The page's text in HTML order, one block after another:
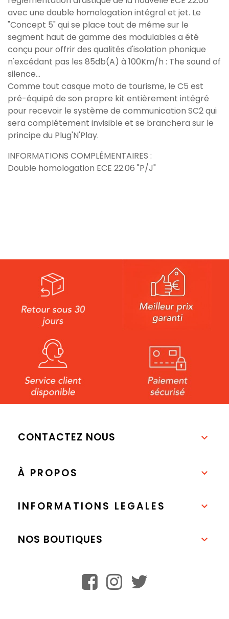
avec une double homologation intégral et jet. Le
"Concept 5" qui se place tout de même sur le
segment haut de gamme des modulables a été
conçu pour offrir des qualités d'isolation phonique
n'excédant pas les 85db(A) à 100Km/h : The sound of
silence...
Comme tout casque moto de tourisme, le C5 est
pré-équipé de son propre kit entièrement intégré
pour recevoir le système de communication SC2 qui
sera complétement invisible et se branchera sur le
principe du Plug'N'Play.
INFORMATIONS COMPLÉMENTAIRES :
Double homologation ECE 22.06 "P/J"
CONTACTEZ NOUS 
À PROPOS 
INFORMATIONS LEGALES 
NOS BOUTIQUES 